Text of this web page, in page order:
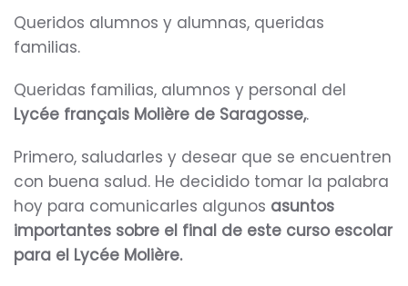
Queridos alumnos y alumnas, queridas
familias.
Queridas familias, alumnos y personal del
Lycée français Molière de Saragosse,.
Primero, saludarles y desear que se encuentren
con buena salud. He decidido tomar la palabra
hoy para comunicarles algunos asuntos
importantes sobre el final de este curso escolar
para el Lycée Molière.